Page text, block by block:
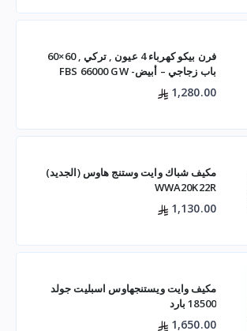
فرن بيكو كهرباء 4 عيون , تركي , 60×60
باب زجاجي – أبيض- FBS 66000 GW
1,280.00
مكيف شباك وايت وستنج هاوس (الجديد)
WWA20K22R
1,130.00
مكيف وايت ويستنجهاوس اسبليت جولد
18500 بارد
1,650.00